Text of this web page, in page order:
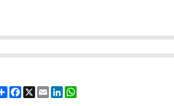
DeelFacebook
X EmailLinkedIn